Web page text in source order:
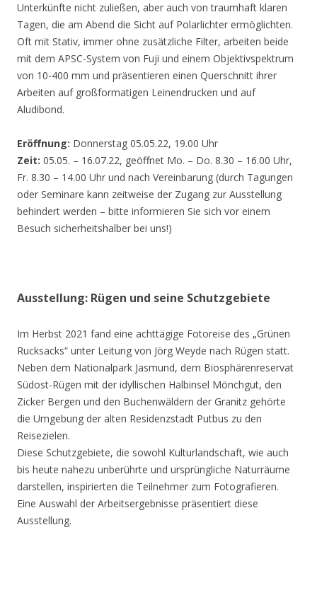
Unterkünfte nicht zuließen, aber auch von traumhaft klaren
Tagen, die am Abend die Sicht auf Polarlichter ermöglichten.
Oft mit Stativ, immer ohne zusätzliche Filter, arbeiten beide
mit dem APSC-System von Fuji und einem Objektivspektrum
von 10-400 mm und präsentieren einen Querschnitt ihrer
Arbeiten auf großformatigen Leinendrucken und auf
Aludibond.
Eröffnung: Donnerstag 05.05.22, 19.00 Uhr
Zeit: 05.05. – 16.07.22, geöffnet Mo. – Do. 8.30 – 16.00 Uhr,
Fr. 8.30 – 14.00 Uhr und nach Vereinbarung (durch Tagungen
oder Seminare kann zeitweise der Zugang zur Ausstellung
behindert werden – bitte informieren Sie sich vor einem
Besuch sicherheitshalber bei uns!)
Ausstellung: Rügen und seine Schutzgebiete
Im Herbst 2021 fand eine achttägige Fotoreise des „Grünen
Rucksacks“ unter Leitung von Jörg Weyde nach Rügen statt.
Neben dem Nationalpark Jasmund, dem Biosphärenreservat
Südost-Rügen mit der idyllischen Halbinsel Mönchgut, den
Zicker Bergen und den Buchenwäldern der Granitz gehörte
die Umgebung der alten Residenzstadt Putbus zu den
Reisezielen.
Diese Schutzgebiete, die sowohl Kulturlandschaft, wie auch
bis heute nahezu unberührte und ursprüngliche Naturräume
darstellen, inspirierten die Teilnehmer zum Fotografieren.
Eine Auswahl der Arbeitsergebnisse präsentiert diese
Ausstellung.